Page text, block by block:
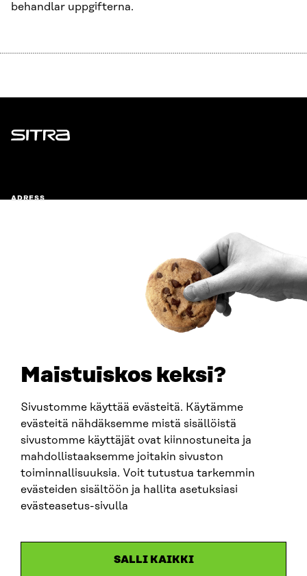
Maistuiskos keksi?
Sivustomme käyttää evästeitä. Käytämme
evästeitä nähdäksemme mistä sisällöistä
sivustomme käyttäjät ovat kiinnostuneita ja
mahdollistaaksemme joitakin sivuston
toiminnallisuuksia. Voit tutustua tarkemmin
evästeiden sisältöön ja hallita asetuksiasi
evästeasetus-sivulla
SALLI KAIKKI
behandlar uppgifterna.
Sitra
ADRESS
fornamn.efternamn@sitra.fi
SITRA PÅ SOCIALA MEDIER
LinkedIn
Instagram
YouTube